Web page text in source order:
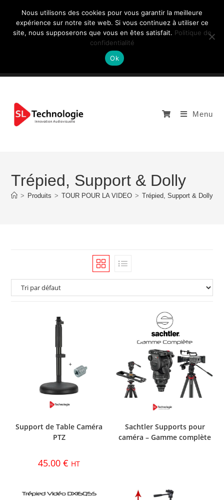
NOUS CONTACTEZ: +33 (0)4 77 81 49 35
Menu
Trépied, Support & Dolly
> Produits > TOUR POUR LA VIDEO > Trépied, Support & Dolly
Support de Table Caméra
PTZ
45.00€ HT
Sachtler Supports pour
caméra – Gamme complète
Nous utilisons des cookies pour vous garantir la meilleure
expérience sur notre site web. Si vous continuez à utiliser ce
site, nous supposerons que vous en êtes satisfait. Politique de
confidentialité
Ok